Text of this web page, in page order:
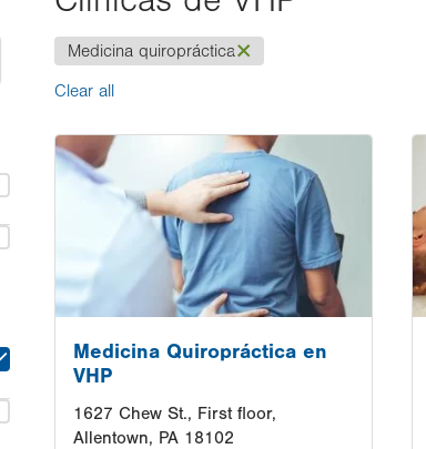
(-)
Medicina quiropráctica
Clear all
Image
Medicina Quiropráctica en
VHP
1627 Chew St., First floor,
Allentown, PA 18102